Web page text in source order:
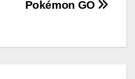
Pokémon GO